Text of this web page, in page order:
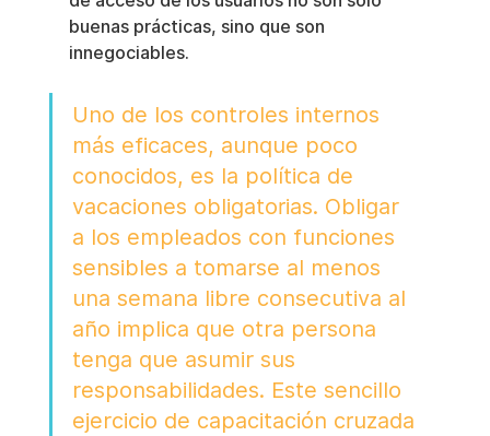
buenas prácticas, sino que son
innegociables.
Uno de los controles internos
más eficaces, aunque poco
conocidos, es la política de
vacaciones obligatorias. Obligar
a los empleados con funciones
sensibles a tomarse al menos
una semana libre consecutiva al
año implica que otra persona
tenga que asumir sus
responsabilidades. Este sencillo
ejercicio de capacitación cruzada